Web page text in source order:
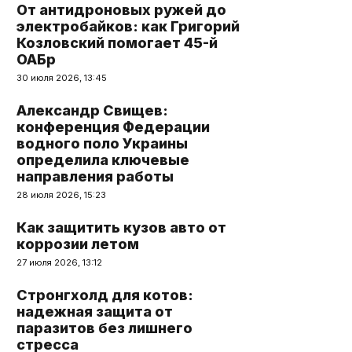
От антидроновых ружей до
электробайков: как Григорий
Козловский помогает 45-й
ОАБр
30 июля 2026, 13:45
Александр Свищев:
конференция Федерации
водного поло Украины
определила ключевые
направления работы
28 июля 2026, 15:23
Как защитить кузов авто от
коррозии летом
27 июля 2026, 13:12
Стронгхолд для котов:
надежная защита от
паразитов без лишнего
стресса